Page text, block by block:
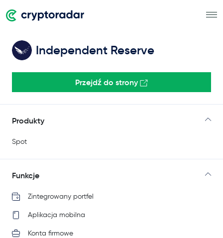
Independent Reserve
Przejdź do strony
Produkty
Spot
Funkcje
Zintegrowany portfel
Aplikacja mobilna
Konta firmowe